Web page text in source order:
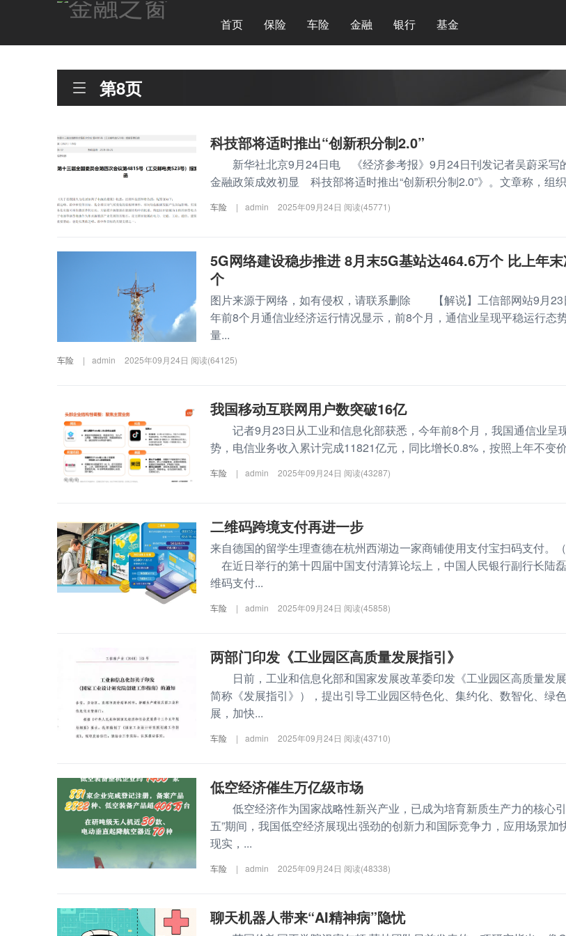
首页 保险 车险 金融 银行 基金
第8页
科技部将适时推出“创新积分制2.0”
新华社北京9月24日电 《经济参考报》9月24日刊发记者吴蔚采写
金融政策成效初显 科技部将适时推出“创新积分制2.0”》。文章称，组
车险 | admin 2025年09月24日 阅读(45771)
5G网络建设稳步推进 8月末5G基站达464.6万个 比上年
个
图片来源于网络，如有侵权，请联系删除 【解说】工信部网站9月23
年前8个月通信业经济运行情况显示，前8个月，通信业呈现平稳运行态
量...
车险 | admin 2025年09月24日 阅读(64125)
我国移动互联网用户数突破16亿
记者9月23日从工业和信息化部获悉，今年前8个月，我国通信业呈
势，电信业务收入累计完成11821亿元，同比增长0.8%，按照上年不变
车险 | admin 2025年09月24日 阅读(43287)
二维码跨境支付再进一步
来自德国的留学生理查德在杭州西湖边一家商铺使用支付宝扫码支付。
在近日举行的第十四届中国支付清算论坛上，中国人民银行副行长陆
维码支付...
车险 | admin 2025年09月24日 阅读(45858)
两部门印发《工业园区高质量发展指引》
日前，工业和信息化部和国家发展改革委印发《工业园区高质量发
简称《发展指引》），提出引导工业园区特色化、集约化、数智化、绿
展，加快...
车险 | admin 2025年09月24日 阅读(43710)
低空经济催生万亿级市场
低空经济作为国家战略性新兴产业，已成为培育新质生产力的核心引
五”期间，我国低空经济展现出强劲的创新力和国际竞争力，应用场景加
现实，...
车险 | admin 2025年09月24日 阅读(48338)
聊天机器人带来“AI精神病”隐忧